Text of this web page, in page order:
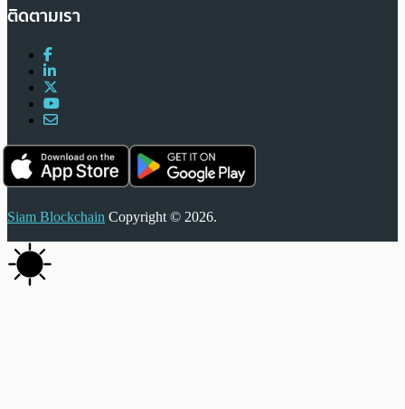
ติดตามเรา
Siam Blockchain Copyright © 2026.